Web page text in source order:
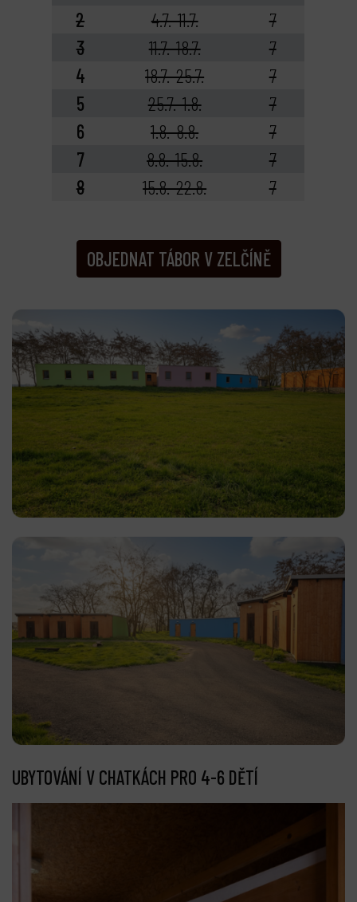
2
4.7.-11.7.
7
3
11.7.-18.7.
7
4
18.7.-25.7.
7
5
25.7.-1.8.
7
6
1.8.-8.8.
7
7
8.8.-15.8.
7
8
15.8.-22.8. 7
OBJEDNAT TÁBOR V ZELČÍNĚ
UBYTOVÁNÍ V CHATKÁCH PRO 4-6 DĚTÍ